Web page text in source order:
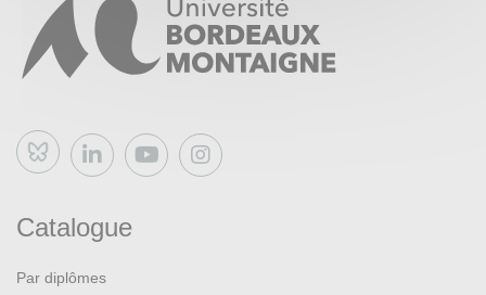
Bluesky
Catalogue
Par diplômes